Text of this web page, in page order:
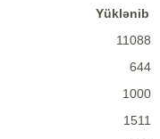
Yüklənib
11088
644
1000
1511